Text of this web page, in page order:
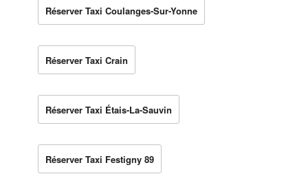
Réserver Taxi Coulanges-Sur-Yonne
Réserver Taxi Crain
Réserver Taxi Étais-La-Sauvin
Réserver Taxi Festigny 89